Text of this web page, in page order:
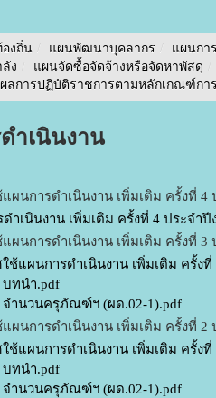
งถิ่น / แผนพัฒนาบุคลากร / แผนกา
ง
/ แผนจัดซื้อจัดจ้างหรือจัดหาพัสดุ /
ลการปฏิบัติราชการตามหลักเกณฑ์กา
ำเนินงาน
ผนการดำเนินงาน เพิ่มเติม ครั้งที่
ำเนินงาน เพิ่มเติม ครั้งที่ 4 ประจำ
ผนการดำเนินงาน เพิ่มเติม ครั้งที่
ช้แผนการดำเนินงาน เพิ่มเติม ครั้ง
บทนำ.pdf
จำนวนครุภัณฑ์ฯ (ผด.02-1).pdf
ผนการดำเนินงาน เพิ่มเติม ครั้งที่
ช้แผนการดำเนินงาน เพิ่มเติม ครั้ง
บทนำ.pdf
จำนวนครุภัณฑ์ฯ (ผด.02-1).pdf